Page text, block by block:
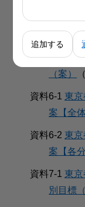
資料4 東京
性と検
資料5 東京
（案）
資料6-1 東
案【全体
資料6-2 東
案【各分
資料7-1 東
別目標
追加する